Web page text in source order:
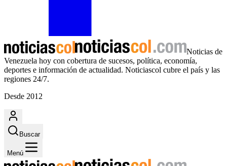
Noticias de
Venezuela hoy con cobertura de sucesos, política, economía,
deportes e información de actualidad. Noticiascol cubre el país y las
regiones 24/7.
Desde 2012
Buscar
Menú